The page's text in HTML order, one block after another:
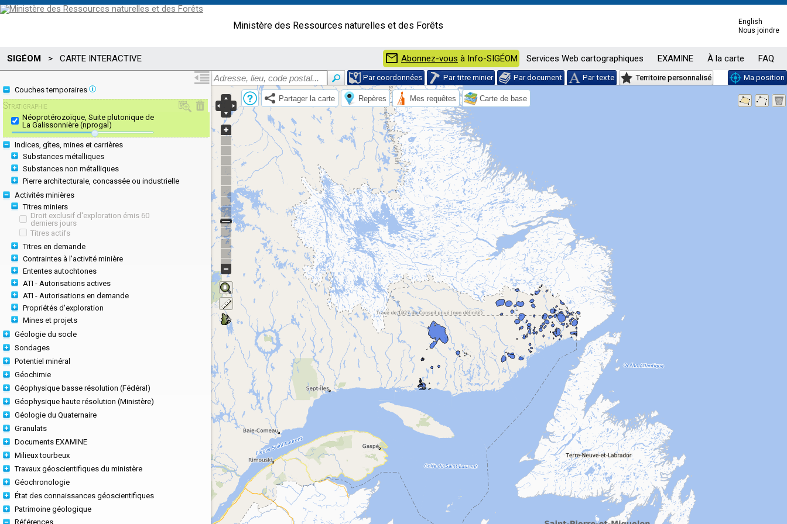
Ministère des Ressources naturelles et des Forêts
English
Nous joindre
SIGÉOM > CARTE INTERACTIVE mail Abonnez-vous à Info-SIGÉOM Services Web cartographiques EXAMINE À la carte FAQ
Par coordonnées Par titre minier Par document Par texte Territoire personnalisé
Ma position
Couches temporaires
Stratigraphie
Néoprotérozoïque, Suite plutonique de
La Galissonnière (nprogal)
Indices, gîtes, mines et carrières
Substances métalliques
Substances non métalliques
Pierre architecturale, concassée ou industrielle
Activités minières
Titres miniers
Droit exclusif d'exploration émis 60
derniers jours
Titres actifs
Titres en demande
Contraintes à l'activité minière
Ententes autochtones
ATI - Autorisations actives
ATI - Autorisations en demande
Propriétés d'exploration
Mines et projets
Géologie du socle
Sondages
Potentiel minéral
Géochimie
Géophysique basse résolution (Fédéral)
Géophysique haute résolution (Ministère)
Géologie du Quaternaire
Granulats
Documents EXAMINE
Milieux tourbeux
Travaux géoscientifiques du ministère
Géochronologie
État des connaissances géoscientifiques
Patrimoine géologique
Références
Partager la carte Repères Mes requêtes Carte de base